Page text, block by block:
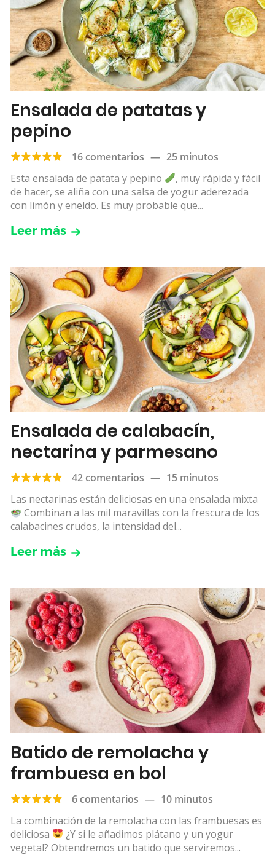
Ensalada de patatas y
pepino
16 comentarios — 25 minutos
Esta ensalada de patata y pepino
, muy rápida y fácil
de hacer, se aliña con una salsa de yogur aderezada
con limón y eneldo. Es muy probable que...
Leer más
Ensalada de calabacín,
nectarina y parmesano
42 comentarios — 15 minutos
Las nectarinas están deliciosas en una ensalada mixta
Combinan a las mil maravillas con la frescura de los
calabacines crudos, la intensidad del...
Leer más
Batido de remolacha y
frambuesa en bol
6 comentarios — 10 minutos
La combinación de la remolacha con las frambuesas es
deliciosa
¿Y si le añadimos plátano y un yogur
vegetal? Obtendremos un batido que serviremos...